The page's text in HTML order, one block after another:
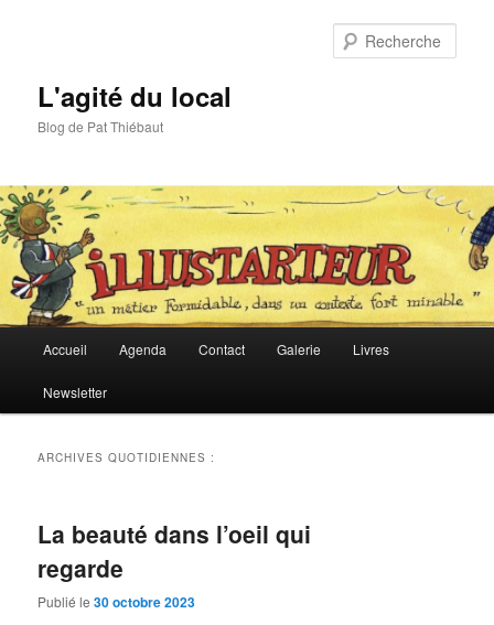
L'agité du local
Blog de Pat Thiébaut
principal
Accueil Agenda Contact Galerie Livres
Newsletter
ARCHIVES QUOTIDIENNES :
La beauté dans l’oeil qui
regarde
Publié le30 octobre 2023